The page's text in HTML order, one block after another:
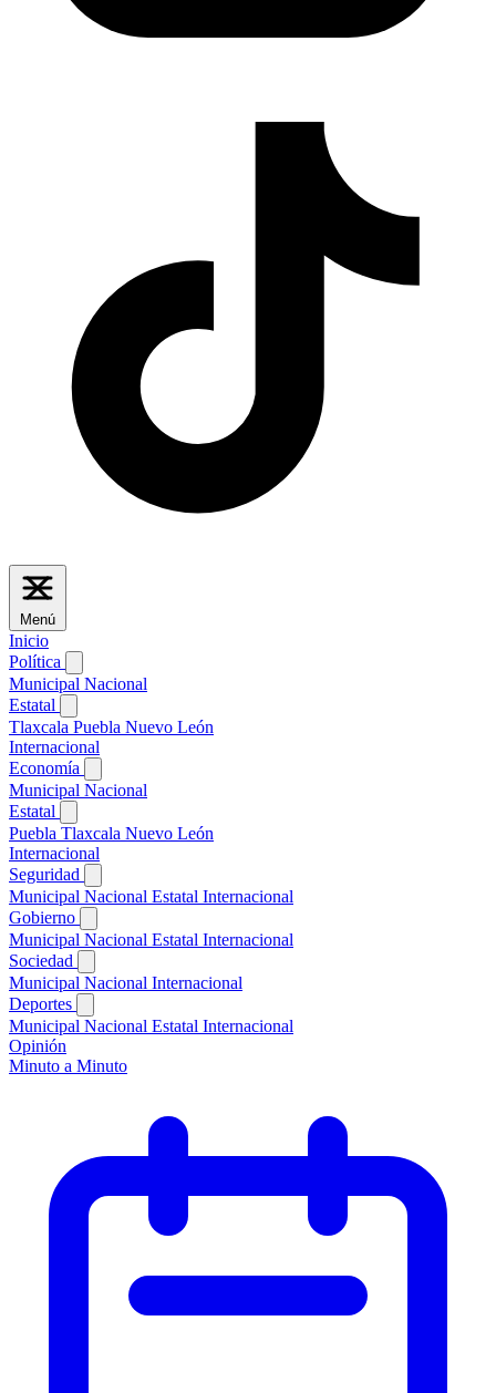
Menú
Inicio
Política
Municipal Nacional
Estatal
Tlaxcala Puebla Nuevo León
Internacional
Economía
Municipal Nacional
Estatal
Puebla Tlaxcala Nuevo León
Internacional
Seguridad
Municipal Nacional Estatal Internacional
Gobierno
Municipal Nacional Estatal Internacional
Sociedad
Municipal Nacional Internacional
Deportes
Municipal Nacional Estatal Internacional
Opinión
Minuto a Minuto